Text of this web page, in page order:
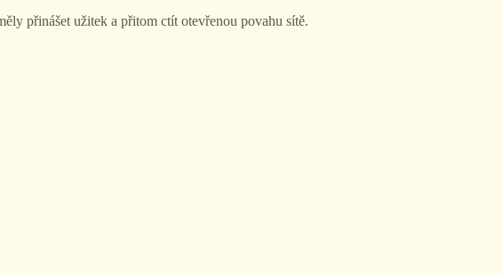
přinášet užitek a přitom ctít otevřenou povahu sítě.